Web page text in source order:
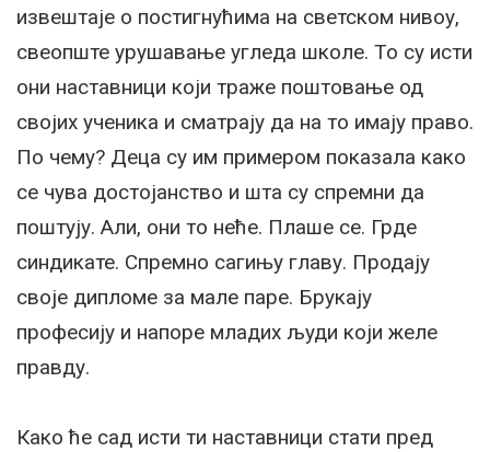
извештаје о постигнућима на светском нивоу,
свеопште урушавање угледа школе. То су исти
они наставници који траже поштовање од
својих ученика и сматрају да на то имају право.
По чему? Деца су им примером показала како
се чува достојанство и шта су спремни да
поштују. Али, они то неће. Плаше се. Грде
синдикате. Спремно сагињу главу. Продају
своје дипломе за мале паре. Брукају
професију и напоре младих људи који желе
правду.
Како ће сад исти ти наставници стати пред